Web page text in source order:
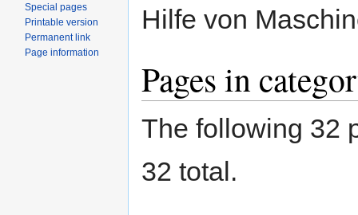
Hilfe von
Pages in
The following 32
32 total.
Special pages
Printable version
Permanent link
Page information